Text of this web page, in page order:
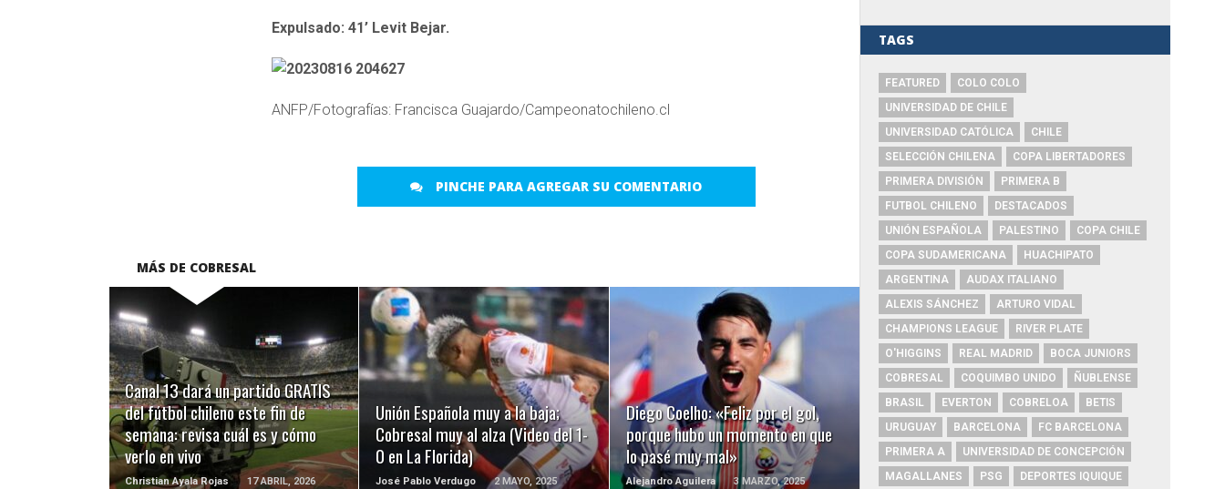
Expulsado: 41’ Levit Bejar.
ANFP/Fotografías: Francisca Guajardo/Campeonatochileno.cl
PINCHE PARA AGREGAR SU COMENTARIO
MÁS DE COBRESAL
Canal 13 dará un partido GRATIS
del fútbol chileno este fin de
semana: revisa cuál es y cómo
verlo en vivo
Christian Ayala Rojas 17 ABRIL, 2026
LEER MÁS
Unión Española muy a la baja;
Cobresal muy al alza (Video del 1-
0 en La Florida)
José Pablo Verdugo 2 MAYO, 2025
LEER MÁS
Diego Coelho: «Feliz por el gol,
porque hubo un momento en que
lo pasé muy mal»
Alejandro Aguilera 3 MARZO, 2025
LEER MÁS
TAGS
FEATURED
COLO COLO
UNIVERSIDAD DE CHILE
UNIVERSIDAD CATÓLICA
CHILE
SELECCIÓN CHILENA
COPA LIBERTADORES
PRIMERA DIVISIÓN
PRIMERA B
FUTBOL CHILENO
DESTACADOS
UNIÓN ESPAÑOLA
PALESTINO
COPA CHILE
COPA SUDAMERICANA
HUACHIPATO
ARGENTINA
AUDAX ITALIANO
ALEXIS SÁNCHEZ
ARTURO VIDAL
CHAMPIONS LEAGUE
RIVER PLATE
O'HIGGINS
REAL MADRID
BOCA JUNIORS
COBRESAL
COQUIMBO UNIDO
ÑUBLENSE
BRASIL
EVERTON COBRELOA
BETIS
URUGUAY
BARCELONA
FC BARCELONA
PRIMERA A
UNIVERSIDAD DE CONCEPCIÓN
MAGALLANES
PSG DEPORTES IQUIQUE